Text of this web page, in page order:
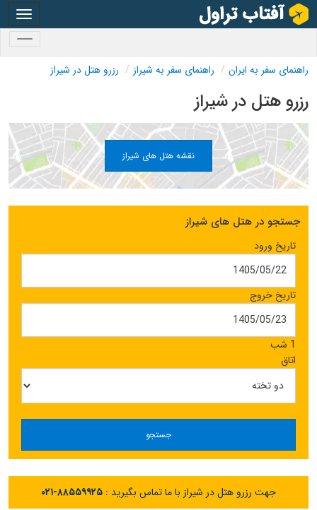
راهنمای سفر به ایران راهنمای سفر به شیراز رزرو هتل در شیراز
رزرو هتل در شیراز
نقشه هتل های شیراز
جستجو در هتل های شیراز
تاریخ ورود
تاریخ خروج
1 شب
اتاق
جستجو
جهت رزرو هتل در شیراز با ما تماس بگیرید : ۰۲۱-۸۸۵۵۹۹۲۵